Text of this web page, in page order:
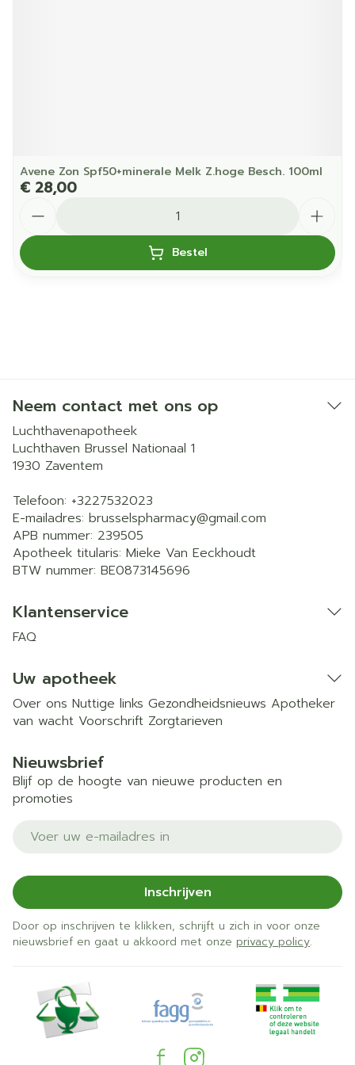
Avene Zon Spf50+minerale Melk Z.hoge Besch. 100ml
€ 28,00
Bestel
Neem contact met ons op
Luchthavenapotheek
Luchthaven Brussel Nationaal 1
1930 Zaventem
Telefoon: +3227532023
E-mailadres: brusselspharmacy@gmail.com
APB nummer: 239505
Apotheek titularis: Mieke Van Eeckhoudt
BTW nummer: BE0873145696
Klantenservice
FAQ
Uw apotheek
Over ons Nuttige links Gezondheidsnieuws Apotheker
van wacht Voorschrift Zorgtarieven
Nieuwsbrief
Blijf op de hoogte van nieuwe producten en
promoties
E-mail adres
Inschrijven
Door op inschrijven te klikken, schrijft u zich in voor onze
nieuwsbrief en gaat u akkoord met onze privacy policy.